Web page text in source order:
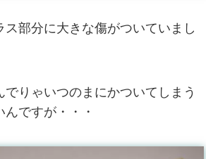
ス部分に大きな傷がついていまし
でりゃいつのまにかついてしまう
ですが・・・